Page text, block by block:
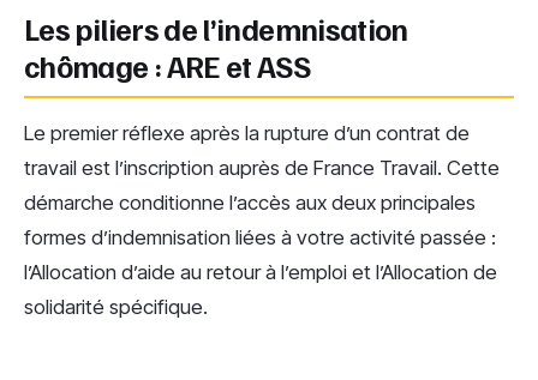
Les piliers de l’indemnisation
chômage : ARE et ASS
Le premier réflexe après la rupture d’un contrat de
travail est l’inscription auprès de France Travail. Cette
démarche conditionne l’accès aux deux principales
formes d’indemnisation liées à votre activité passée :
l’Allocation d’aide au retour à l’emploi et l’Allocation de
solidarité spécifique.